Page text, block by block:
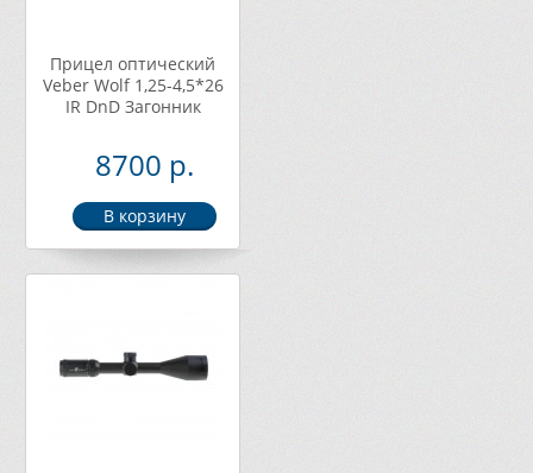
Прицел оптический
Veber Wolf 1,25-4,5*26
IR DnD Загонник
8700 р.